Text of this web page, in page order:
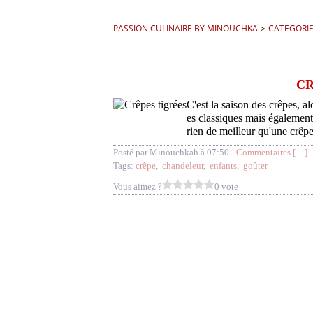
PASSION CULINAIRE BY MINOUCHKA >
C'est la saison des crêpes,
es classiques mais
rien de meilleur qu'une
Posté par Minouchkah à 07:50 - Commentaires […]
Tags: crêpe, chandeleur, enfants, goûter
Vous aimez ?
0 vote